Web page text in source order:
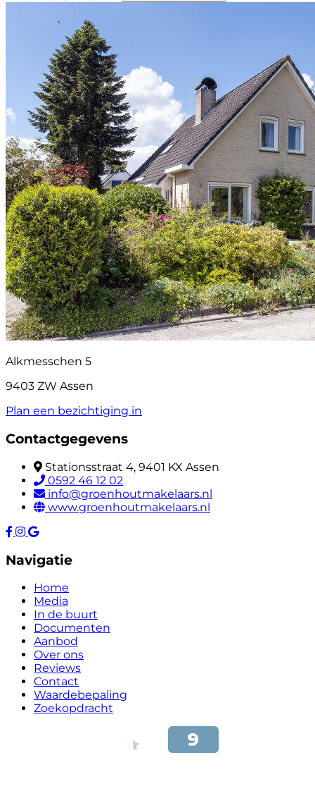
Alkmesschen 5
9403 ZW Assen
Plan een bezichtiging in
Contactgegevens
Stationsstraat 4, 9401 KX Assen
0592 46 12 02
info@groenhoutmakelaars.nl
www.groenhoutmakelaars.nl
Navigatie
Home
Media
In de buurt
Documenten
Aanbod
Over ons
Reviews
Contact
Waardebepaling
Zoekopdracht